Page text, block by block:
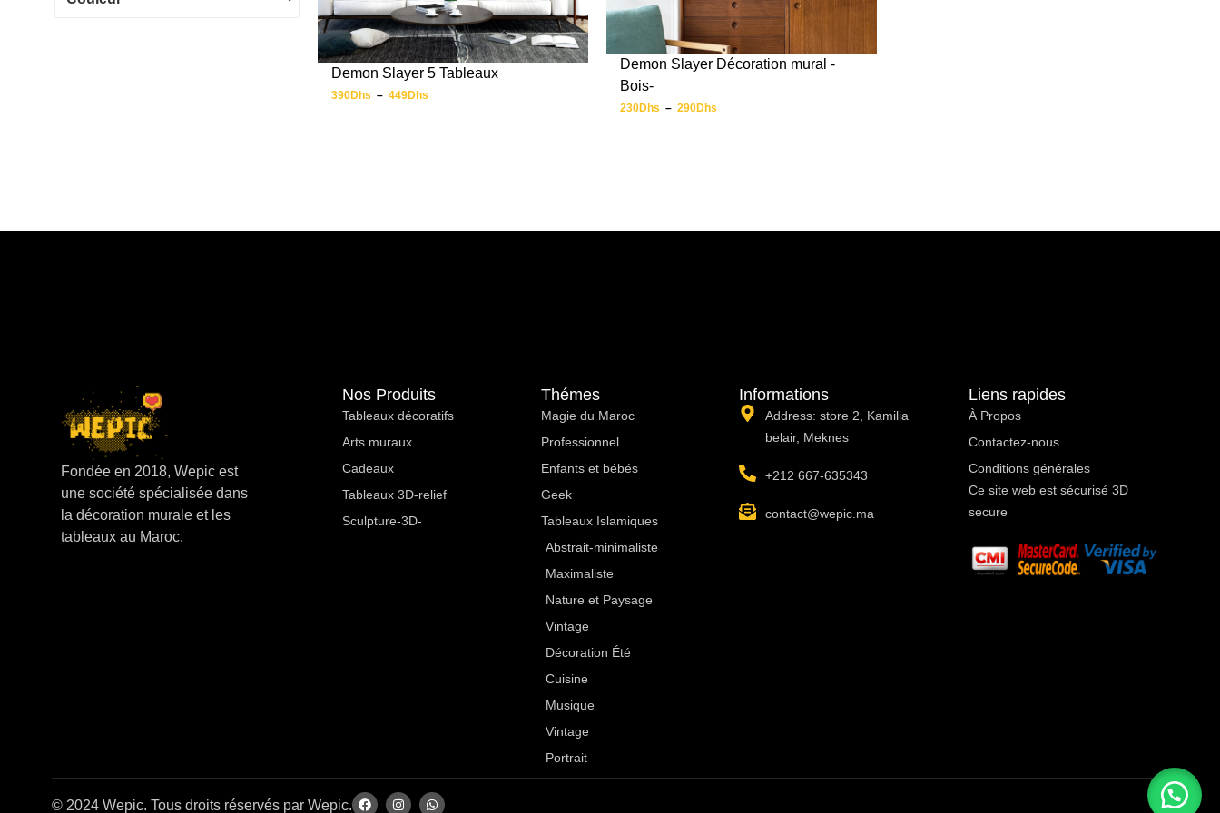
Demon Slayer 5 Tableaux
390Dhs – 449Dhs
Demon Slayer Décoration mural -
Bois-
230Dhs – 290Dhs
Fondée en 2018, Wepic est
une société spécialisée dans
la décoration murale et les
tableaux au Maroc.
Nos Produits
Tableaux décoratifs
Arts muraux
Cadeaux
Tableaux 3D-relief
Sculpture-3D-
Thémes
Magie du Maroc
Professionnel
Enfants et bébés
Geek
Tableaux Islamiques
Abstrait-minimaliste
Maximaliste
Nature et Paysage
Vintage
Décoration Été
Cuisine
Musique
Vintage
Portrait
Informations
Address: store 2, Kamilia
belair, Meknes
+212 667-635343
contact@wepic.ma
Liens rapides
À Propos ​
Contactez-nous
Conditions générales
Ce site web est sécurisé 3D
secure
© 2024 Wepic. Tous droits réservés par Wepic.